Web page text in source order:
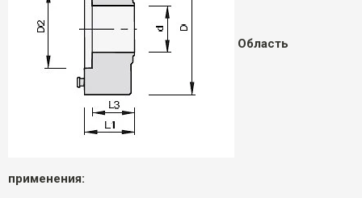
Область
применения: